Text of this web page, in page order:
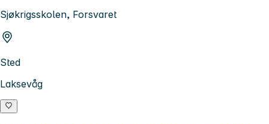
Sjøkrigsskolen, Forsvaret
Sted
Laksevåg